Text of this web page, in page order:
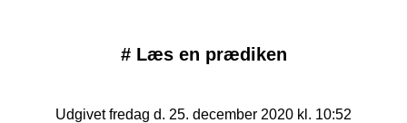
# Læs en prædiken
Udgivet fredag d. 25. december 2020 kl. 10:52